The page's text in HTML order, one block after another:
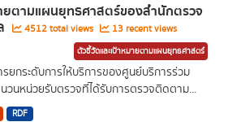
ยตามแผนยุทธศาสตร์ของสำนักตรวจ
4512 total views 13 recent views
ตัวชี้วัดและเป้าหมายตามแผนยุทธศาสตร์
รยกระดับการให้บริการของศูนย์บริการร่วม
วนหน่วยรับตรวจที่ได้รับการตรวจติดตาม...
RDF